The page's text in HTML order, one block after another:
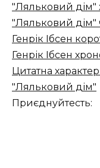
"Ляльковий дім"
"Ляльковий дім"
Генрік Ібсен
Генрік Ібсен
Цитатна
"Ляльковий дім"
Приєднуйтесть: